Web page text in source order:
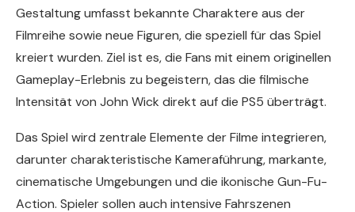
Gestaltung umfasst bekannte Charaktere aus der
Filmreihe sowie neue Figuren, die speziell für das Spiel
kreiert wurden. Ziel ist es, die Fans mit einem originellen
Gameplay-Erlebnis zu begeistern, das die filmische
Intensität von John Wick direkt auf die PS5 überträgt.
Das Spiel wird zentrale Elemente der Filme integrieren,
darunter charakteristische Kameraführung, markante,
cinematische Umgebungen und die ikonische Gun-Fu-
Action. Spieler sollen auch intensive Fahrszenen